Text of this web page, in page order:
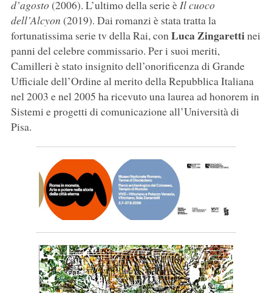
d’agosto(2006). L’ultimo della serie èIl cuoco
dell’Alcyon (2019). Dai romanzi è stata tratta la
fortunatissima serie tv della Rai, conLuca Zingarettinei
panni del celebre commissario. Per i suoi meriti,
Camilleri è stato insignito dell’onorificenza di Grande
Ufficiale dell’Ordine al merito della Repubblica Italiana
nel 2003 e nel 2005 ha ricevuto una laurea ad honorem in
Sistemi e progetti di comunicazione all’Università di
Pisa.